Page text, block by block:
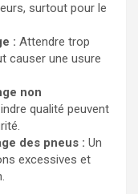
surtout pour le
: Attendre trop
causer une usure
non
qualité peuvent
des pneus : Un
excessives et